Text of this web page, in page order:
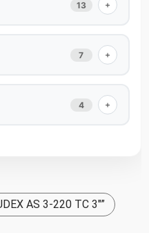
13 +
7 +
4 +
AS 3-220 TC 3"”